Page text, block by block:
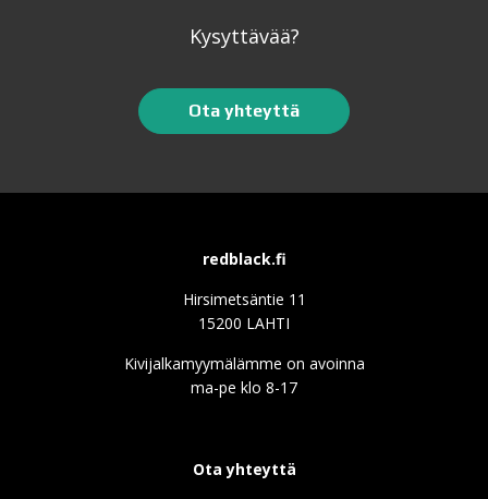
Kysyttävää?
Ota yhteyttä
redblack.fi
Hirsimetsäntie 11
15200 LAHTI
Kivijalkamyymälämme on avoinna
ma-pe klo 8-17
Ota yhteyttä